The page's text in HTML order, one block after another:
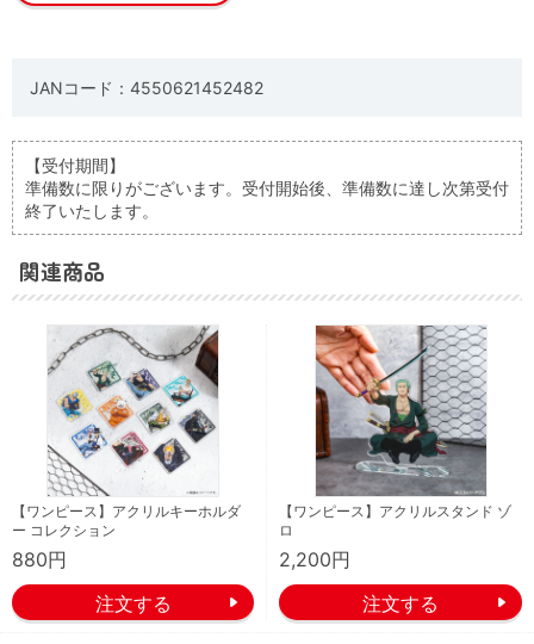
JANコード：4550621452482
【受付期間】
準備数に限りがございます。受付開始後、準備数に達し次第受付
終了いたします。
関連商品
【ワンピース】アクリルキーホルダ
ー コレクション
880円
【ワンピース】アクリルスタンド ゾ
ロ
2,200円